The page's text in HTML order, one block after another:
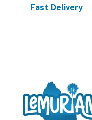
Fast Delivery